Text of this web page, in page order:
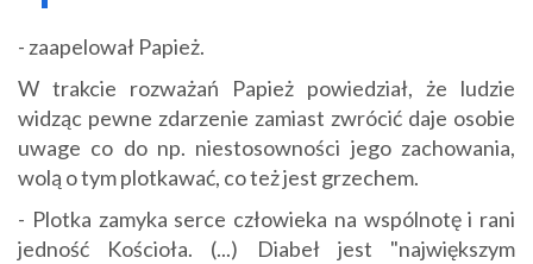
-zaapelował Papież.
W trakcie rozważań Papież powiedział, że ludzie
widząc pewne zdarzenie zamiast zwrócić daje osobie
uwage co do np. niestosowności jego zachowania,
wolą o tym plotkawać, co też jest grzechem.
- Plotka zamyka serce człowieka na wspólnotę i rani
jedność Kościoła. (...) Diabeł jest "największym